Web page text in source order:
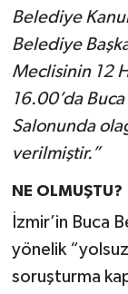
Belediye
Belediye
Meclisinin 12
16.00’da
Salonunda
verilmiştir.”
NE OLMUŞTU?
İzmir’in Buca
yönelik
soruşturma